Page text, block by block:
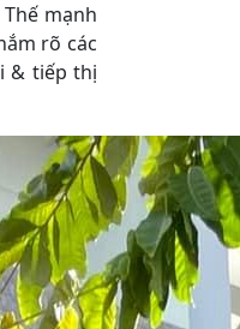
mạnh
rõ các
& tiếp thị